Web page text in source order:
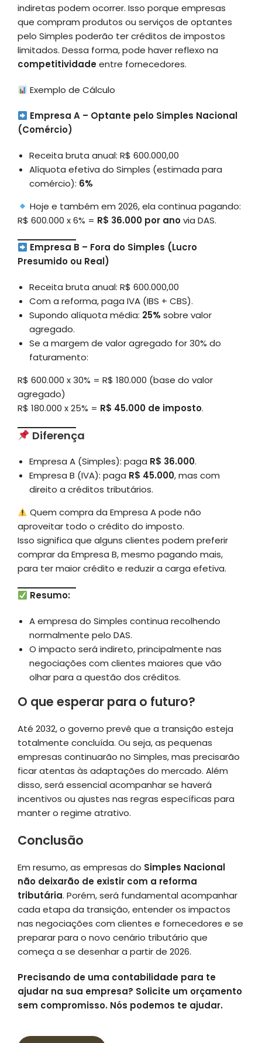
indiretas podem ocorrer. Isso porque empresas
que compram produtos ou serviços de optantes
pelo Simples poderão ter créditos de impostos
limitados. Dessa forma, pode haver reflexo na
competitividadeentre fornecedores.
Exemplo de Cálculo
Empresa A – Optante pelo Simples Nacional
(Comércio)
Receita bruta anual: R$ 600.000,00
Alíquota efetiva do Simples (estimada para
comércio): 6%
Hoje e também em 2026, ela continua pagando:
R$ 600.000 x 6% = R$ 36.000 por anovia DAS.
Empresa B – Fora do Simples (Lucro
Presumido ou Real)
Receita bruta anual: R$ 600.000,00
Com a reforma, paga IVA (IBS + CBS).
Supondo alíquota média: 25% sobre valor
agregado.
Se a margem de valor agregado for 30% do
faturamento:
R$ 600.000 x 30% = R$ 180.000 (base do valor
agregado)
R$ 180.000 x 25% = R$ 45.000 de imposto.
Diferença
Empresa A (Simples): paga R$ 36.000.
Empresa B (IVA): paga R$ 45.000, mas com
direito a créditos tributários.
Quem compra da Empresa A pode não
aproveitar todo o crédito do imposto.
Isso significa que alguns clientes podem preferir
comprar da Empresa B, mesmo pagando mais,
para ter maior crédito e reduzir a carga efetiva.
Resumo:
A empresa do Simples continua recolhendo
normalmente pelo DAS.
O impacto será indireto, principalmente nas
negociações com clientes maiores que vão
olhar para a questão dos créditos.
O que esperar para o futuro?
Até 2032, o governo prevê que a transição esteja
totalmente concluída. Ou seja, as pequenas
empresas continuarão no Simples, mas precisarão
ficar atentas às adaptações do mercado. Além
disso, será essencial acompanhar se haverá
incentivos ou ajustes nas regras específicas para
manter o regime atrativo.
Conclusão
Em resumo, as empresas do Simples Nacional
não deixarão de existir com a reforma
tributária. Porém, será fundamental acompanhar
cada etapa da transição, entender os impactos
nas negociações com clientes e fornecedores e se
preparar para o novo cenário tributário que
começa a se desenhar a partir de 2026.
Precisando de uma contabilidade para te
ajudar na sua empresa? Solicite um orçamento
sem compromisso. Nós podemos te ajudar.